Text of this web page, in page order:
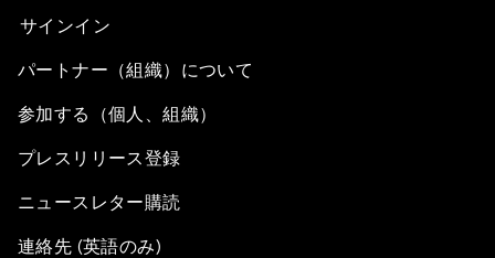
サインイン
パートナー（組織）について
参加する（個人、組織）
プレスリリース登録
ニュースレター購読
連絡先 (英語のみ)